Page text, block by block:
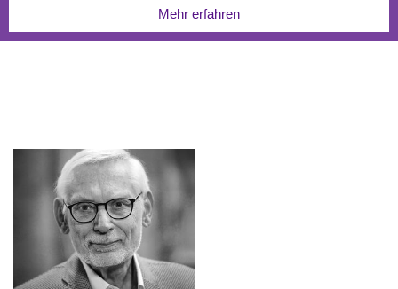
Mehr erfahren
Mehr erfahren
Mehr erfahren